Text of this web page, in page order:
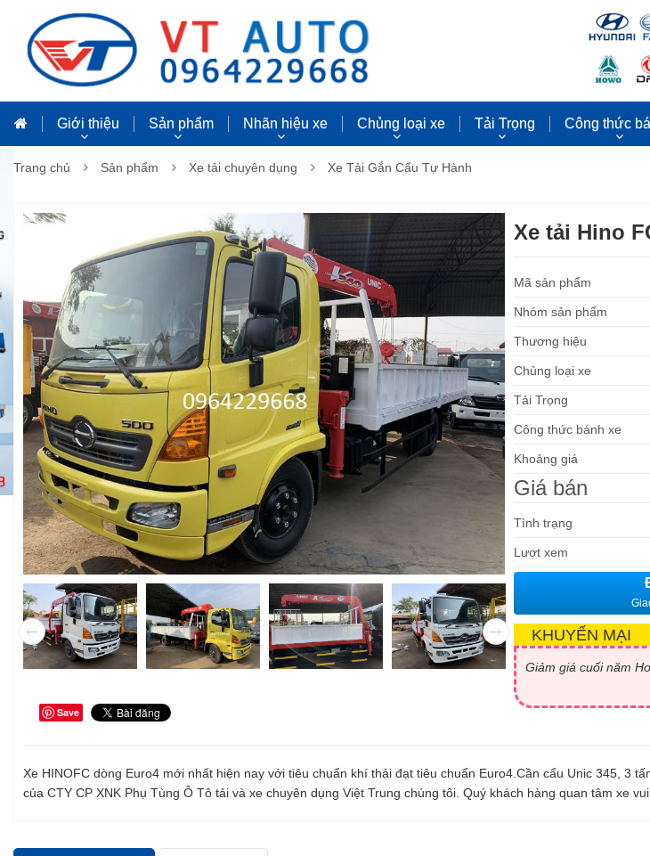
Giới thiệu Sản phẩm Nhãn hiệu xe Chủng loại xe Tải Trọng Công thức
Trang chủ Sản phẩm Xe tải chuyên dụng Xe Tải Gắn Cẩu Tự Hành
Save
Xe tải Hino
Mã sản phẩm
Nhóm sản phẩm
Thương hiệu
Chủng loại xe
Tải Trọng
Công thức bánh xe
Khoảng giá
Giá bán
Tình trạng
Lượt xem
KHUYẾN MẠI
Xe HINOFC dòng Euro4 mới nhất hiện nay với tiêu chuẩn khí thải đạt tiêu chuẩn Euro4.Cần cẩu Unic 345, 3
của CTY CP XNK Phụ Tùng Ô Tô tải và xe chuyên dụng Việt Trung chúng tôi. Quý khách hàng quan tâm xe